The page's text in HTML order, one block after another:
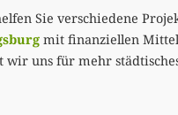
Sie verschiedene
mit finanziellen
wir uns für mehr